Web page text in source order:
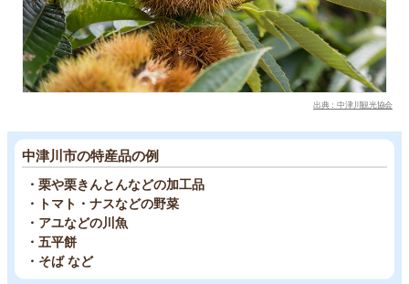
出典：中津川観光協会
中津川市の特産品の例
・栗や栗きんとんなどの加工品
・トマト・ナスなどの野菜
・アユなどの川魚
・五平餅
・そば など